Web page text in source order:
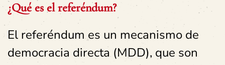
¿Qué es el referéndum?
El referéndum es un mecanismo de
democracia directa (MDD), que son